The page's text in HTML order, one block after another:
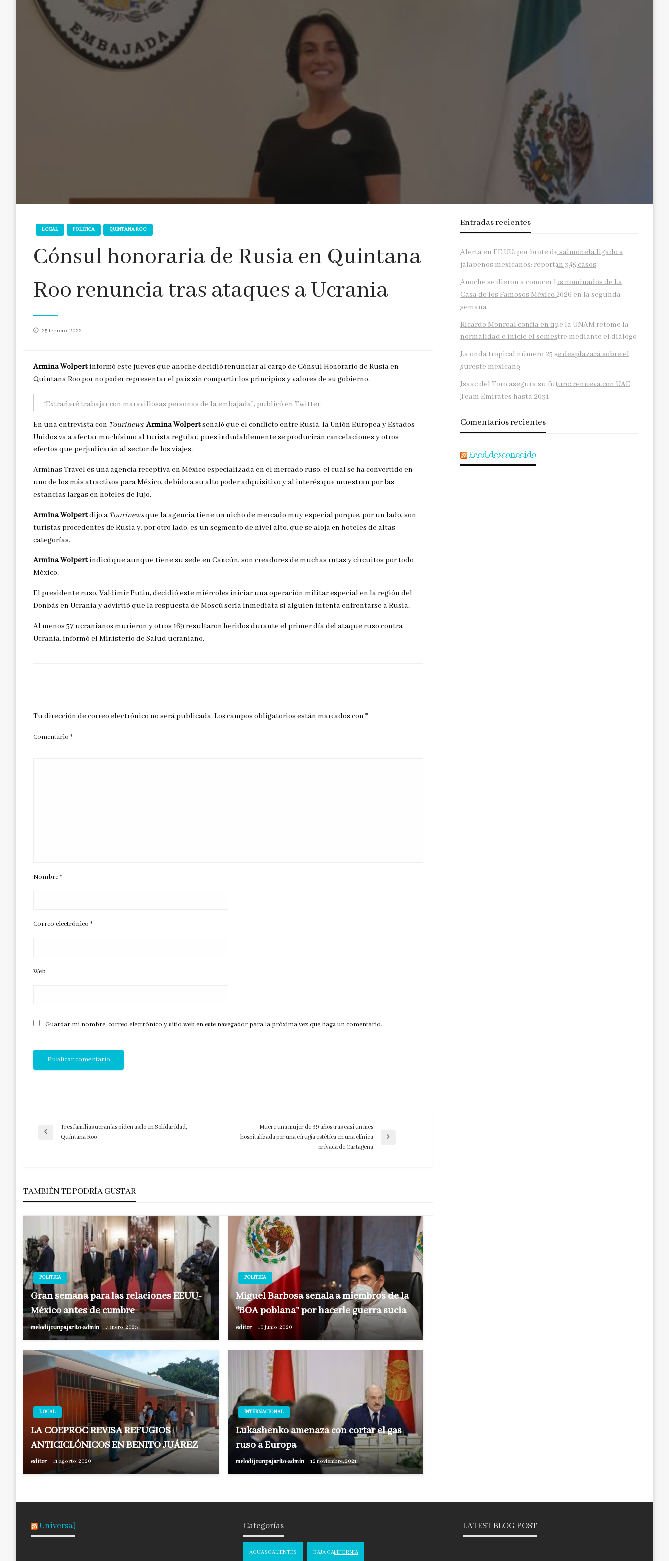
LOCAL POLITICA QUINTANA ROO
Cónsul honoraria de Rusia en Quintana
Roo renuncia tras ataques a Ucrania
Publicado
25 febrero, 2022
Armina Wolpertinformó este jueves que anoche decidió renunciar al cargo de Cónsul Honorario de Rusia en
Quintana Roo por no poder representar el país sin compartir los principios y valores de su gobierno.
“Extrañaré trabajar con maravillosas personas de la embajada”, publicó en Twitter.
En una entrevista con Tourinews, Armina Wolpertseñaló que el conflicto entre Rusia, la Unión Europea y Estados
Unidos va a afectar muchísimo al turista regular, pues indudablemente se producirán cancelaciones y otros
efectos que perjudicarán al sector de los viajes.
Arminas Travel es una agencia receptiva en México especializada en el mercado ruso, el cual se ha convertido en
uno de los más atractivos para México, debido a su alto poder adquisitivo y al interés que muestran por las
estancias largas en hoteles de lujo.
Armina Wolpertdijo a Tourinewsque la agencia tiene un nicho de mercado muy especial porque, por un lado, son
turistas procedentes de Rusia y, por otro lado, es un segmento de nivel alto, que se aloja en hoteles de altas
categorías.
Armina Wolpertindicó que aunque tiene su sede en Cancún, son creadores de muchas rutas y circuitos por todo
México.
El presidente ruso, Valdimir Putin, decidió este miércoles iniciar una operación militar especial en la región del
Donbás en Ucrania y advirtió que la respuesta de Moscú sería inmediata si alguien intenta enfrentarse a Rusia.
Al menos 57 ucranianos murieron y otros 169 resultaron heridos durante el primer día del ataque ruso contra
Ucrania, informó el Ministerio de Salud ucraniano.
Tu dirección de correo electrónico no será publicada.Los campos obligatorios están marcados con *
Comentario *
Nombre*
Correo electrónico *
Web
Guardar mi nombre, correo electrónico y sitio web en este navegador para la próxima vez que haga un comentario.
Navegación
entradas
Entrada
Tres familias ucranias piden asilo en Solidaridad,
Quintana Roo
Entrada
Muere una mujer de 39 años tras casi un mes
hospitalizada por una cirugía estética en una clínica
privada de Cartagena
TAMBIÉN TE PODRÍA GUSTAR
POLITICA
Gran semana para las relaciones EEUU-
México antes de cumbre
melodijounpajarito-admin 7 enero, 2023
POLITICA
Miguel Barbosa señala a miembros de la
“BOA poblana” por hacerle guerra sucia
editor 10 junio, 2020
LOCAL
LA COEPROC REVISA REFUGIOS
ANTICICLÓNICOS EN BENITO JUÁREZ
editor 11 agosto, 2020
INTERNACIONAL
Lukashenko amenaza con cortar el gas
ruso a Europa
melodijounpajarito-admin 12 noviembre, 2021
Entradas recientes
Alerta en EE.UU. por brote de salmonela ligado a
jalapeños mexicanos; reportan 345 casos
Anoche se dieron a conocer los nominados de La
Casa de los Famosos México 2026 en la segunda
semana
Ricardo Monreal confía en que la UNAM retome la
normalidad e inicie el semestre mediante el diálogo
La onda tropical número 25 se desplazará sobre el
sureste mexicano
Isaac del Toro asegura su futuro: renueva con UAE
Team Emirates hasta 2031
Comentarios recientes
Feed desconocido
Universal Categorías
AGUASCALIENTES BAJA CALIFORNIA
LATEST BLOG POST